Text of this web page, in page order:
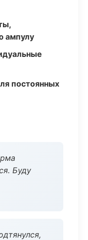
ампулу
постоянных
Буду